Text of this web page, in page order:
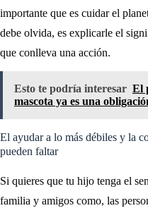
importante que es cuidar el
debe olvida, es explicarle el
que conlleva una acción.
Esto te podría interesar El
mascota ya es una
El ayudar a lo más débiles y la
pueden faltar
Si quieres que tu hijo tenga el
familia y amigos como, las